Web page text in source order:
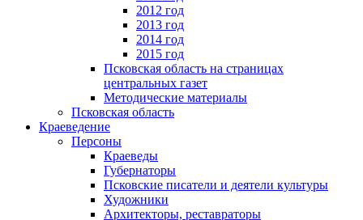
2012 год
2013 год
2014 год
2015 год
Псковская область на страницах
центральных газет
Методические материалы
Псковская область
Краеведение
Персоны
Краеведы
Губернаторы
Псковские писатели и деятели культуры
Художники
Архитекторы, реставраторы